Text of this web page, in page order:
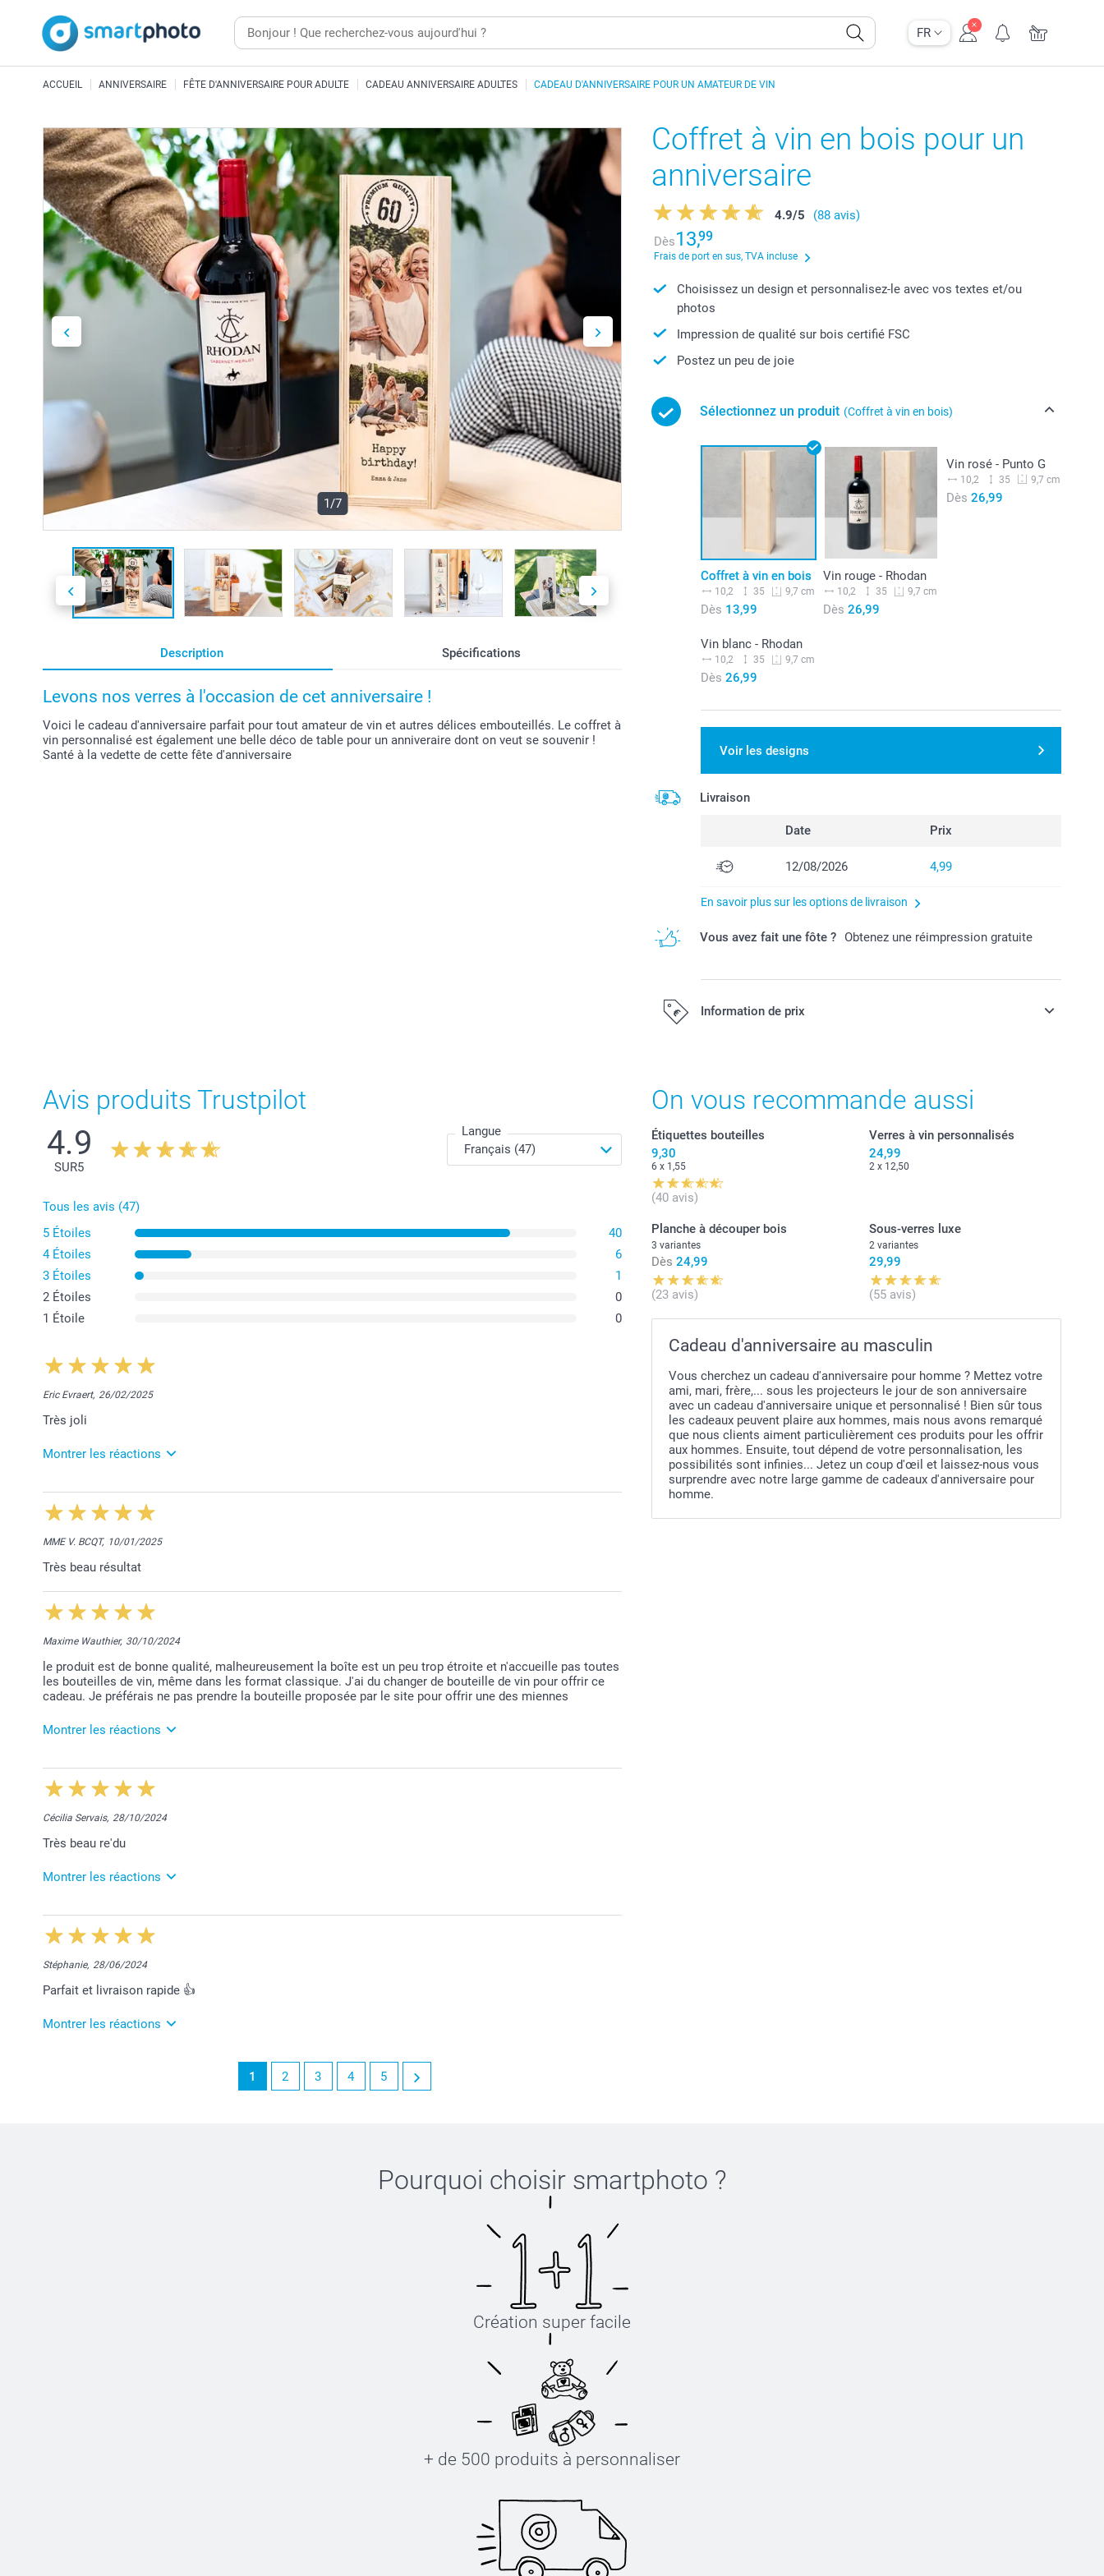
FR
ACCUEIL ANNIVERSAIRE FÊTE D'ANNIVERSAIRE POUR ADULTE CADEAU ANNIVERSAIRE ADULTES CADEAU D'ANNIVERSAIRE POUR UN AMATEUR DE VIN
1/7
Description Spécifications
Levons nos verres à l'occasion de cet anniversaire !
Voici le cadeau d'anniversaire parfait pour tout amateur de vin et autres délices embouteillés. Le coffret à
vin personnalisé est également une belle déco de table pour un anniveraire dont on veut se souvenir !
Santé à la vedette de cette fête d'anniversaire
Coffret à vin en bois pour un
anniversaire
4.9/5
(88 avis)
Dès13,99
Frais de port en sus, TVA incluse
Choisissez un design et personnalisez-le avec vos textes et/ou
photos
Impression de qualité sur bois certifié FSC
Postez un peu de joie
Sélectionnez un produit (Coffret à vin en bois)
Coffret à vin en bois
10,2 35 9,7 cm
Dès 13,99
Vin rouge - Rhodan
10,2 35 9,7 cm
Dès 26,99
Arrêté
Vin rosé - Punto G
10,2 35 9,7 cm
Dès 26,99
Arrêté
Vin blanc - Rhodan
10,2 35 9,7 cm
Dès 26,99
Voir les designs
Livraison
Date Prix
12/08/2026 4,99
En savoir plus sur les options de livraison
Vous avez fait une fôte ? Obtenez une réimpression gratuite
Information de prix
Avis produits Trustpilot
4.9
SUR5
Langue
Tous les avis (47)
5 Étoiles
40
4 Étoiles
6
3 Étoiles
1
2 Étoiles
0
1 Étoile
0
Eric Evraert, 26/02/2025
Très joli
Montrer les réactions
11/03/2025
11:35
Bonjour Eric,
Bien à vous,
MME V. BCQT, 10/01/2025
Très beau résultat
Maxime Wauthier, 30/10/2024
le produit est de bonne qualité, malheureusement la boîte est un peu trop étroite et n'accueille pas toutes
les bouteilles de vin, même dans les format classique. J'ai du changer de bouteille de vin pour offrir ce
cadeau. Je préférais ne pas prendre la bouteille proposée par le site pour offrir une des miennes
Montrer les réactions
13/11/2024
13:00
Toute l'équipe est heureuse d'apprendre que son travail vous a apporté satisfaction Maxime.
Toujours à votre écoute,
Cécilia Servais, 28/10/2024
Très beau re'du
Montrer les réactions
13/11/2024
12:02
Merci pour votre super commentaire Cécilia. Nous sommes ravis que notre travail vous plaise.
Toujours à votre écoute,
Stéphanie, 28/06/2024
Parfait et livraison rapide 👍
Montrer les réactions
1 2 3 4 5
On vous recommande aussi
Étiquettes bouteilles
9,30
6 x 1,55
(40 avis)
Verres à vin personnalisés
24,99
2 x 12,50
Planche à découper bois
3 variantes
Dès 24,99
(23 avis)
Sous-verres luxe
2 variantes
29,99
(55 avis)
Cadeau d'anniversaire au masculin
Vous cherchez un cadeau d'anniversaire pour homme ? Mettez votre
ami, mari, frère,... sous les projecteurs le jour de son anniversaire
avec un cadeau d'anniversaire unique et personnalisé ! Bien sûr tous
les cadeaux peuvent plaire aux hommes, mais nous avons remarqué
que nous clients aiment particulièrement ces produits pour les offrir
aux hommes. Ensuite, tout dépend de votre personnalisation, les
possibilités sont infinies... Jetez un coup d'œil et laissez-nous vous
surprendre avec notre large gamme de cadeaux d'anniversaire pour
homme.
Pourquoi choisir smartphoto ?
Création super facile
+ de 500 produits à personnaliser